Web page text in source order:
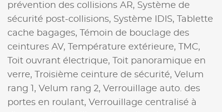
prévention des collisions AR, Système de
sécurité post-collisions, Système IDIS,
Tablette
cache bagages,
Témoin de bouclage des
ceintures AV,
Température extérieure,
TMC,
Toit ouvrant électrique,
Toit panoramique en
verre,
Troisième ceinture de sécurité, Velum
rang 1, Velum rang 2, Verrouillage auto. des
portes en roulant, Verrouillage centralisé à